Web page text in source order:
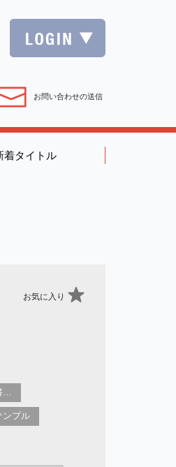
お問い合わせの送信
着タイトル
お気に入り
特集：日本の注目の書き手たち
ンプル